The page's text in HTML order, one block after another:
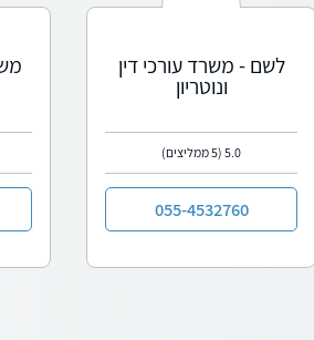
לשם - משרד עורכי דין
ונוטריון
5.0 (5 ממליצים)
055-4532760